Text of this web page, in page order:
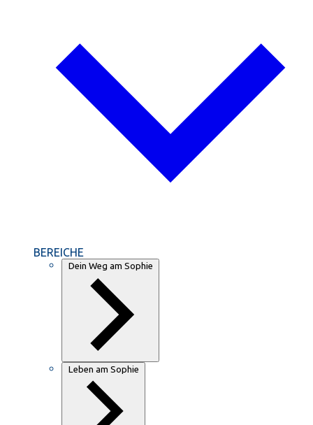
BEREICHE
Dein Weg am Sophie
Leben am Sophie